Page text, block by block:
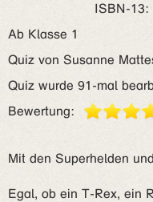
Ab Klasse 1
Quiz von Susanne
Quiz wurde 91-mal
Bewertung:
Mit den Superhelden
Egal, ob ein T-Rex, ein